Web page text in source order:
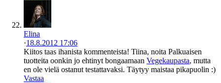
Elina
·18.8.2012 17:06
Kiitos taas ihanista kommenteista! Tiina, noita Palkuaisen
tuotteita oonkin jo ehtinyt bongaamaan Vegekaupasta, mutta
en ole vielä ostanut testattavaksi. Täytyy maistaa pikapuolin :)
Vastaa